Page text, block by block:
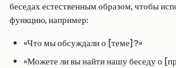
беседах естественным образом, чтобы
функцию, например:
«Что мы обсуждали о [теме]?»
«Можете ли вы найти нашу беседу о